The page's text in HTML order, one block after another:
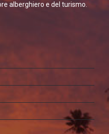
alberghiero e del turismo.